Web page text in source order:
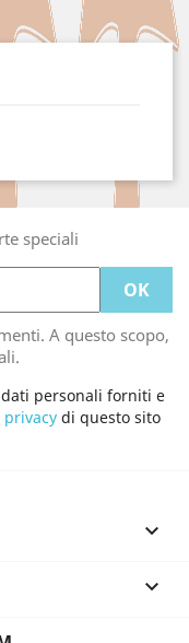
speciali
A questo scopo,
personali forniti e
di questo sito

